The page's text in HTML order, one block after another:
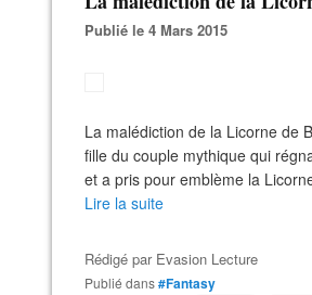
Publié le 4 Mars 2015
La malédiction de la Licorne de
fille du couple mythique qui
et a pris pour emblème la
Lire la suite
Rédigé par Evasion Lecture
Publié dans#Fantasy